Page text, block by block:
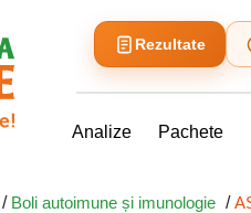
Rezultate
Analize Pachete
/ Boli autoimune și imunologie /